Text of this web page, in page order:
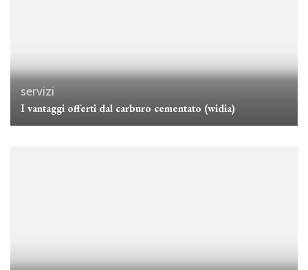
servizi
I vantaggi offerti dal carburo cementato (widia)